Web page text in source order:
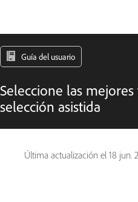
Guía del usuario
Seleccione las
selección asistida
Última actualización el 18 jun.